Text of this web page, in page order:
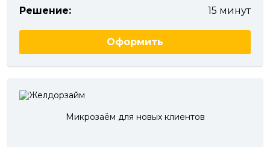
Решение:
15 минут
Оформить
Микрозаём для новых клиентов